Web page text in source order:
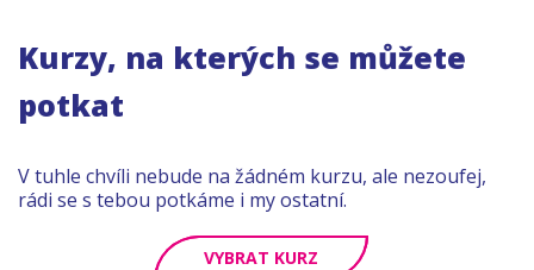
Kurzy, na kterých se můžete
potkat
V tuhle chvíli nebude na žádném kurzu, ale nezoufej,
rádi se s tebou potkáme i my ostatní.
VYBRAT KURZ